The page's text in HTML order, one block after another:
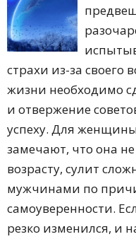
страхи из-за своего
жизни необходимо
и отвержение
успеху. Для
замечают, что она не
возрасту, сулит
мужчинами по
самоуверенности.
резко изменился, и